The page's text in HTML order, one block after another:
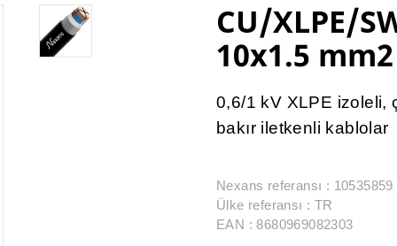
CU/XLPE/
10x1.5 mm2
0,6/1 kV XLPE izoleli,
bakır iletkenli kablolar
Nexans referansı : 10535859
Ülke referansı : TR
EAN : 8680969082303